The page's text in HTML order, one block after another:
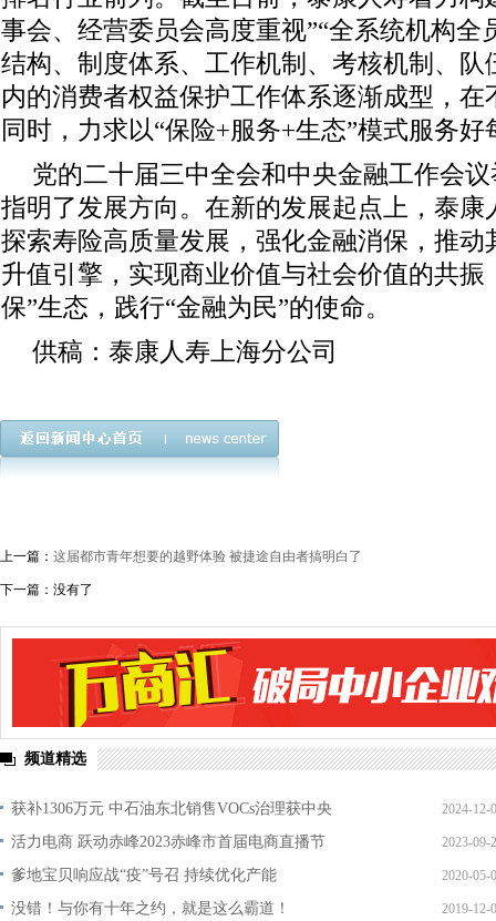
事会、经营委员会高度重视”“全系统机构全
结构、制度体系、工作机制、考核机制、队
内的消费者权益保护工作体系逐渐成型，在
同时，力求以“保险+服务+生态”模式服务
党的二十届三中全会和中央金融工作会
指明了发展方向。在新的发展起点上，泰康
探索寿险高质量发展，强化金融消保，推动
升值引擎，实现商业价值与社会价值的共振
保”生态，践行“金融为民”的使命。
供稿：泰康人寿上海分公司
上一篇： 这届都市青年想要的越野体验 被捷途自由者搞明白了
下一篇：没有了
频道精选
获补1306万元 中石油东北销售VOCs治理获中央 2024-12-
活力电商 跃动赤峰2023赤峰市首届电商直播节 2023-09-
爹地宝贝响应战“疫”号召 持续优化产能 2020-05-
没错！与你有十年之约，就是这么霸道！ 2019-12-